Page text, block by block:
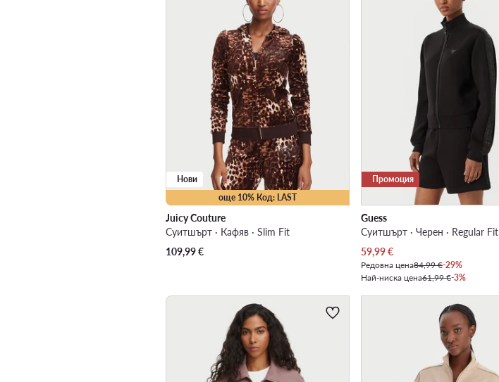
още 10% Код: LAST
Нови
Juicy Couture
Суитшърт · Кафяв · Slim Fit
109,99€
Промоция
Guess
Суитшърт · Черен · Regular Fit
Актуална цена
59,99€
Редовна цена84,99 €-29%
Най-ниска цена61,99 €-3%